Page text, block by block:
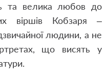
та велика любов до
віршів Кобзаря –
людини, а не
що висять у